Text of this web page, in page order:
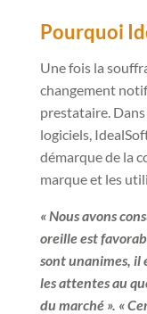
Pourquoi
Une fois la
changement
prestataire.
logiciels,
démarque de la
marque et les
« Nous avons
oreille est
sont unanimes, il
les attentes au
du marché ». «